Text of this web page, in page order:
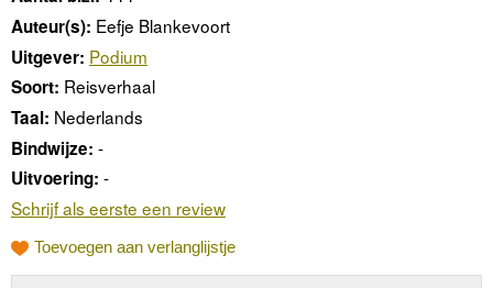
Auteur(s): Eefje Blankevoort
Uitgever: Podium
Soort: Reisverhaal
Taal: Nederlands
Bindwijze: -
Uitvoering: -
Schrijf als eerste een review
Toevoegen aan verlanglijstje